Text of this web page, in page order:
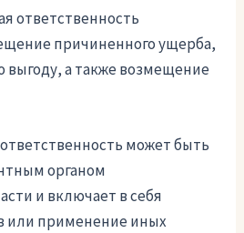
ответственность
причиненного ущерба,
а также возмещение
может быть
органом
и включает в себя
или применение иных